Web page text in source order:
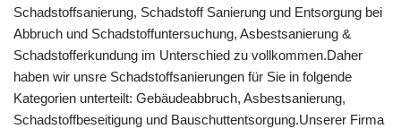
Schadstoffsanierung, Schadstoff Sanierung und Entsorgung bei
Abbruch und Schadstoffuntersuchung, Asbestsanierung &
Schadstofferkundung im Unterschied zu vollkommen.Daher
haben wir unsre Schadstoffsanierungen für Sie in folgende
Kategorien unterteilt: Gebäudeabbruch, Asbestsanierung,
Schadstoffbeseitigung und Bauschuttentsorgung.Unserer Firma